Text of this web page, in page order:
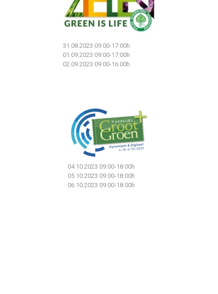
31.08.2023 09:00-17:00h
01.09.2023 09:00-17:00h
02.09.2023 09:00-16:00h
04.10.2023 09:00-18:00h
05.10.2023 09:00-18:00h
06.10.2023 09:00-18:00h